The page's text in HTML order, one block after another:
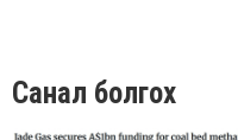
Санал болгох